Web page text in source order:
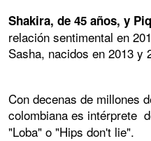
Shakira, de 45 años, y
relación sentimental en
Sasha, nacidos en 2013 y
Con decenas de millones
colombiana es intérprete
"Loba" o "Hips don't lie".